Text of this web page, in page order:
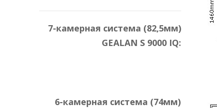
7-камерная система (82,5мм)
GEALAN S 9000 IQ:
6-камерная система (74мм)